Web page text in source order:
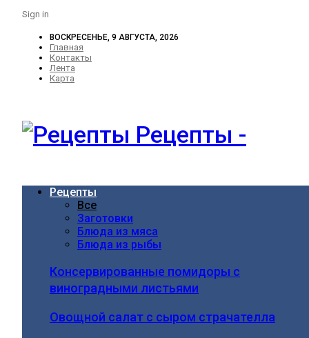
Sign in
ВОСКРЕСЕНЬЕ, 9 АВГУСТА, 2026
Главная
Контакты
Лента
Карта
Рецепты -
Рецепты
Все
Заготовки
Блюда из мяса
Блюда из рыбы
Консервированные помидоры с
виноградными листьями
Овощной салат с сыром страчателла